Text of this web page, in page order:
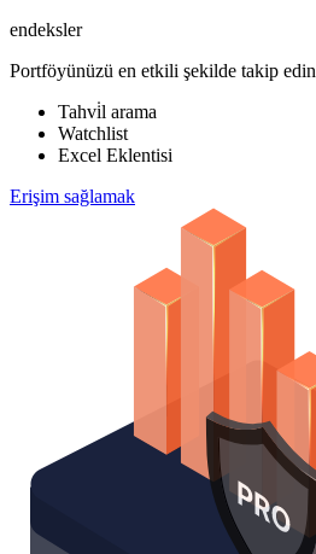
endeksler
Portföyünüzü en etkili şekilde takip edin
Tahvi̇l arama
Watchlist
Excel Eklentisi
Erişim sağlamak